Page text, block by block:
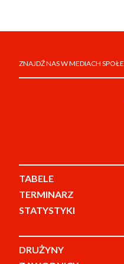
ZNAJDŹ NAS W MEDIACH
TABELE
TERMINARZ
STATYSTYKI
DRUŻYNY